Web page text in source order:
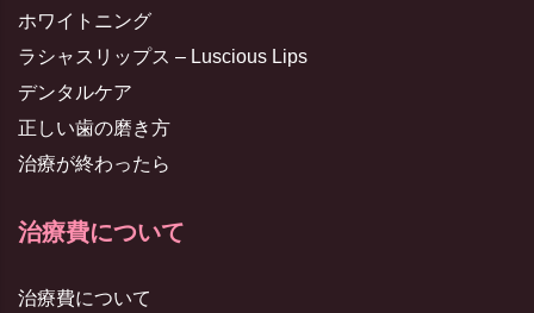
ホワイトニング
ラシャスリップス – Luscious Lips
デンタルケア
正しい歯の磨き方
治療が終わったら
治療費について
治療費について